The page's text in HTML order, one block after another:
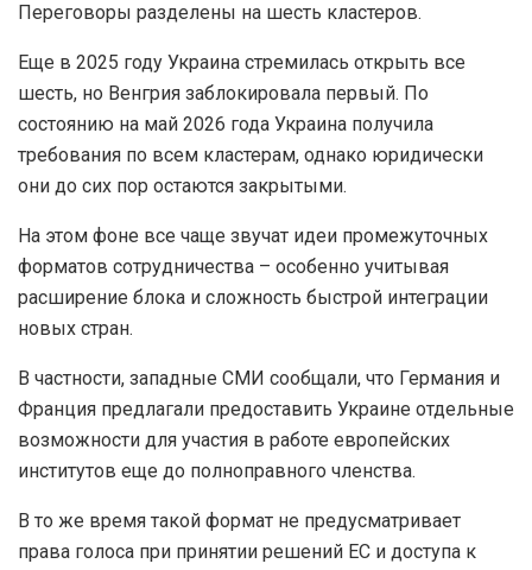
Переговоры разделены на шесть кластеров.
Еще в 2025 году Украина стремилась открыть все
шесть, но Венгрия заблокировала первый. По
состоянию на май 2026 года Украина получила
требования по всем кластерам, однако юридически
они до сих пор остаются закрытыми.
На этом фоне все чаще звучат идеи промежуточных
форматов сотрудничества – особенно учитывая
расширение блока и сложность быстрой интеграции
новых стран.
В частности, западные СМИ сообщали, что Германия и
Франция предлагали предоставить Украине отдельные
возможности для участия в работе европейских
институтов еще до полноправного членства.
В то же время такой формат не предусматривает
права голоса при принятии решений ЕС и доступа к